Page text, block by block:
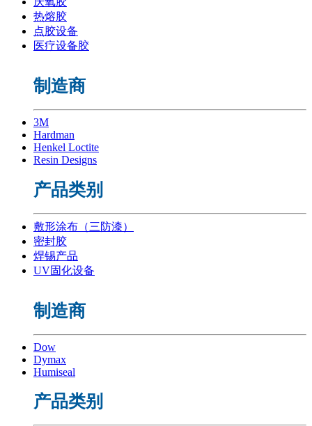
热熔胶
点胶设备
医疗设备胶
制造商
3M
Hardman
Henkel Loctite
Resin Designs
产品类别
敷形涂布（三防漆）
密封胶
焊锡产品
UV固化设备
制造商
Dow
Dymax
Humiseal
产品类别